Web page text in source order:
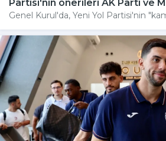
Partisi'nin önerileri AK Parti ve
Genel Kurul'da, Yeni Yol Partisi'nin